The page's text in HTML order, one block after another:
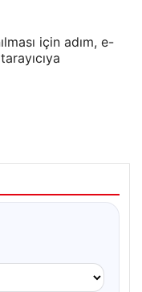
için adım, e-